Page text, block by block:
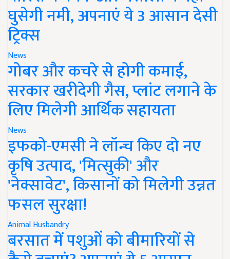
घुसेगी नमी, अपनाएं ये 3 आसान देसी
ट्रिक्स
News
गोबर और कचरे से होगी कमाई,
सरकार खरीदेगी गैस, प्लांट लगाने के
लिए मिलेगी आर्थिक सहायता
News
इफको-एमसी ने लॉन्च किए दो नए
कृषि उत्पाद, 'मित्सुकी' और
'नेक्सावेट', किसानों को मिलेगी उन्नत
फसल सुरक्षा!
Animal Husbandry
बरसात में पशुओं को बीमारियों से